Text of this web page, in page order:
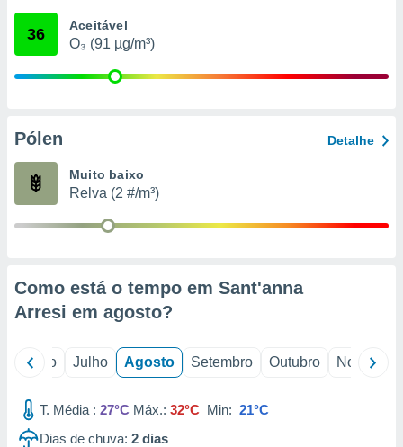
através
estudos
1199
36 Aceitável
O₃ (91 µg/m³)
Pólen Detalhe
Muito baixo
Relva (2 #/m³)
Como está o tempo em Sant'anna
Arresi em agosto?
Junho Julho Agosto Setembro Outubro Novembro
T. Média : 27°C Máx.: 32°C Min: 21°C
Dias de chuva: 2 dias